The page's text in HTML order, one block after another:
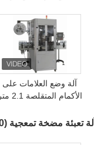
آلة وضع العلامات على
الأكمام
الأكمام الممتدة
آلة تعبئة مضخة تمعجية (10)